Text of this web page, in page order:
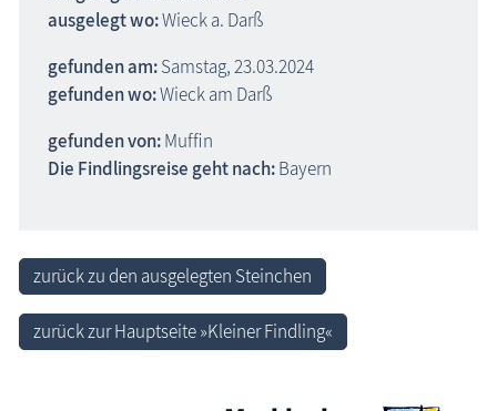
ausgelegt wo:Wieck a. Darß
gefunden am:Samstag, 23.03.2024
gefunden wo:Wieck am Darß
gefunden von:Muffin
Die Findlingsreise geht nach:Bayern
zurück zu den ausgelegten Steinchen
zurück zur Hauptseite »Kleiner Findling«